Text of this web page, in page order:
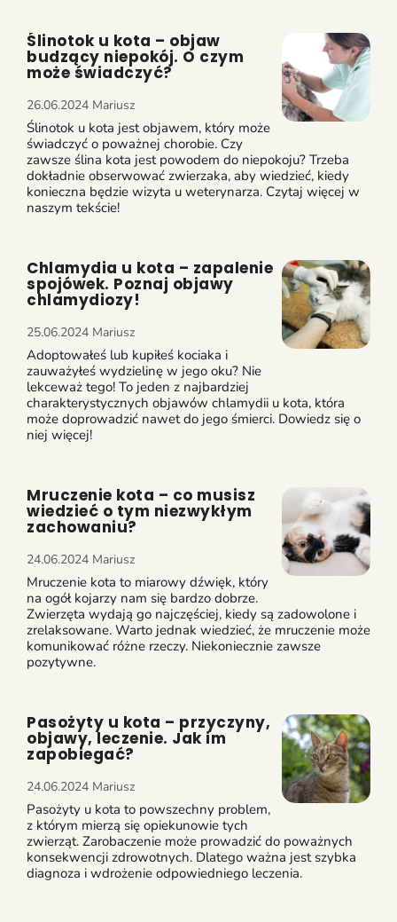
Ślinotok u kota – objaw
budzący niepokój. O czym
może świadczyć?
26.06.2024 Mariusz
Ślinotok u kota jest objawem, który może
świadczyć o poważnej chorobie. Czy
zawsze ślina kota jest powodem do niepokoju? Trzeba
dokładnie obserwować zwierzaka, aby wiedzieć, kiedy
konieczna będzie wizyta u weterynarza. Czytaj więcej w
naszym tekście!
Chlamydia u kota – zapalenie
spojówek. Poznaj objawy
chlamydiozy!
25.06.2024 Mariusz
Adoptowałeś lub kupiłeś kociaka i
zauważyłeś wydzielinę w jego oku? Nie
lekceważ tego! To jeden z najbardziej
charakterystycznych objawów chlamydii u kota, która
może doprowadzić nawet do jego śmierci. Dowiedz się o
niej więcej!
Mruczenie kota – co musisz
wiedzieć o tym niezwykłym
zachowaniu?
24.06.2024 Mariusz
Mruczenie kota to miarowy dźwięk, który
na ogół kojarzy nam się bardzo dobrze.
Zwierzęta wydają go najczęściej, kiedy są zadowolone i
zrelaksowane. Warto jednak wiedzieć, że mruczenie może
komunikować różne rzeczy. Niekoniecznie zawsze
pozytywne.
Pasożyty u kota – przyczyny,
objawy, leczenie. Jak im
zapobiegać?
24.06.2024 Mariusz
Pasożyty u kota to powszechny problem,
z którym mierzą się opiekunowie tych
zwierząt. Zarobaczenie może prowadzić do poważnych
konsekwencji zdrowotnych. Dlatego ważna jest szybka
diagnoza i wdrożenie odpowiedniego leczenia.